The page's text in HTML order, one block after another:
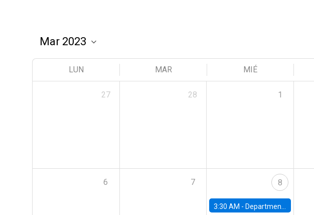
LUN MAR MIÉ
27 28 1
6 7 8
3:30 AM - Department Seminar: James Robinson